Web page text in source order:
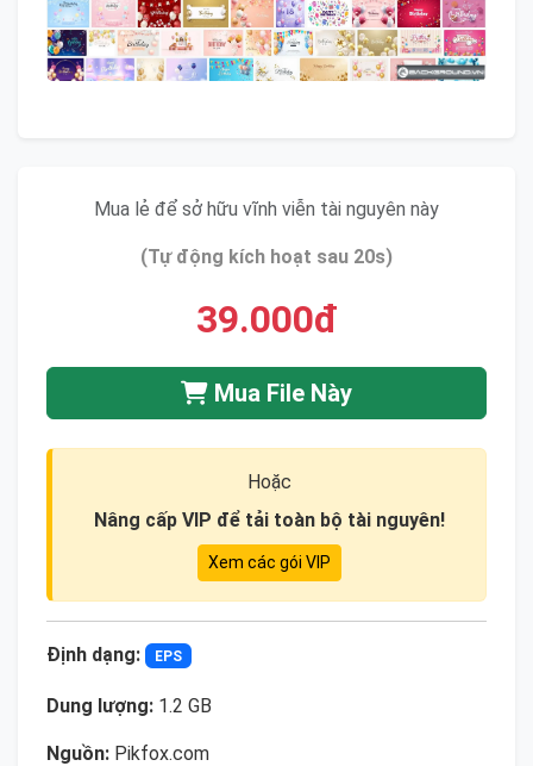
Mua lẻ để sở hữu vĩnh viễn tài nguyên này
(Tự động kích hoạt sau 20s)
39.000đ
Mua File Này
Hoặc
Nâng cấp VIP để tải toàn bộ tài nguyên!
Xem các gói VIP
Định dạng: EPS
Dung lượng: 1.2 GB
Nguồn: Pikfox.com